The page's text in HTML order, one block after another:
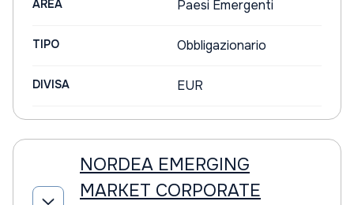
AREA Paesi Emergenti
TIPO Obbligazionario
DIVISA EUR
NORDEA EMERGING
MARKET CORPORATE